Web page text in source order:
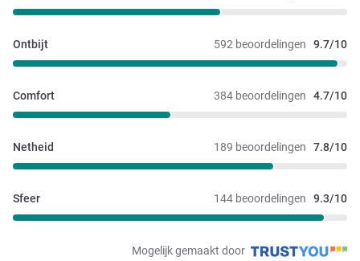
592 beoordelingen 9.7/10
Ontbijt
384 beoordelingen 4.7/10
Comfort
189 beoordelingen 7.8/10
Netheid
144 beoordelingen 9.3/10
Sfeer
Mogelijk gemaakt door